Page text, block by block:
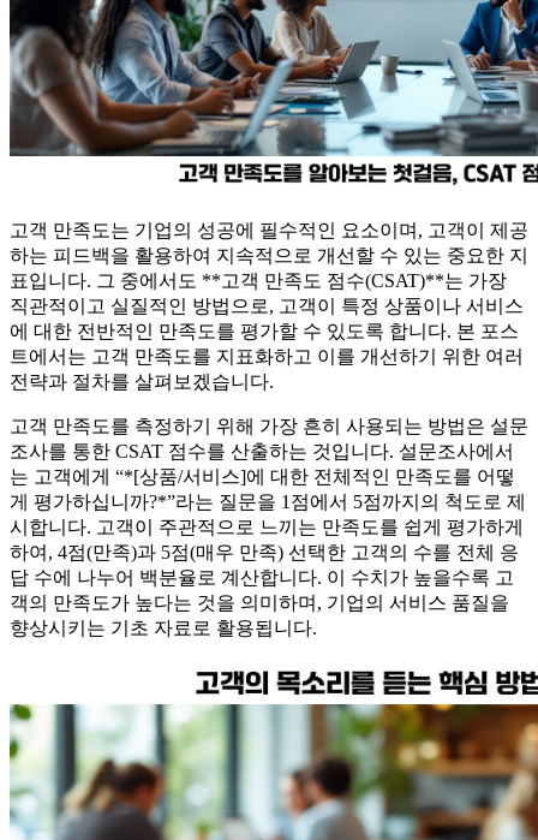
고객 만족도는 기업의 성공에 필수적인 요소이며, 고객이 제공
하는 피드백을 활용하여 지속적으로 개선할 수 있는 중요한 지
표입니다. 그 중에서도 **고객 만족도 점수(CSAT)**는 가장
직관적이고 실질적인 방법으로, 고객이 특정 상품이나 서비스
에 대한 전반적인 만족도를 평가할 수 있도록 합니다. 본 포스
트에서는 고객 만족도를 지표화하고 이를 개선하기 위한 여러
전략과 절차를 살펴보겠습니다.
고객 만족도를 측정하기 위해 가장 흔히 사용되는 방법은 설문
조사를 통한 CSAT 점수를 산출하는 것입니다. 설문조사에서
는 고객에게 “*[상품/서비스]에 대한 전체적인 만족도를 어떻
게 평가하십니까?*”라는 질문을 1점에서 5점까지의 척도로 제
시합니다. 고객이 주관적으로 느끼는 만족도를 쉽게 평가하게
하여, 4점(만족)과 5점(매우 만족) 선택한 고객의 수를 전체 응
답 수에 나누어 백분율로 계산합니다. 이 수치가 높을수록 고
객의 만족도가 높다는 것을 의미하며, 기업의 서비스 품질을
향상시키는 기초 자료로 활용됩니다.